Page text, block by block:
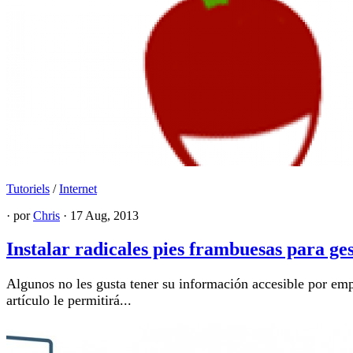
Tutoriels /Internet
· porChris · 17 Aug, 2013
Instalar radicales pies frambuesas para
Algunos no les gusta tener su información accesible por
artículo le permitirá...